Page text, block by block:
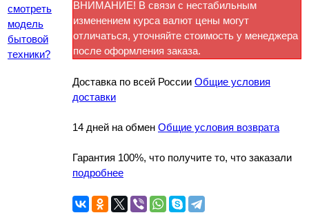
смотреть
модель
бытовой
техники?
ВНИМАНИЕ! В связи с нестабильным
изменением курса валют цены могут
отличаться, уточняйте стоимость у менеджера
после оформления заказа.
Доставка по всей России Общие условия
доставки
14 дней на обмен Общие условия возврата
Гарантия 100%, что получите то, что заказали
подробнее